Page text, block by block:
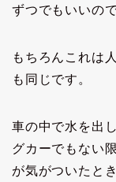
ずつでもいいの
もちろんこれは
も同じです。
車の中で水を出
グカーでもない
が気がついたと